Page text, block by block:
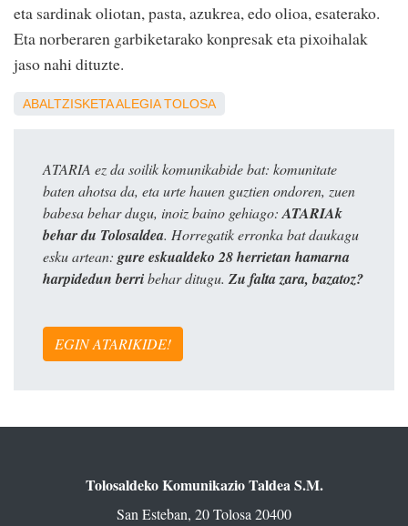
eta sardinak oliotan, pasta, azukrea, edo olioa, esaterako.
Eta norberaren garbiketarako konpresak eta pixoihalak
jaso nahi dituzte.
ABALTZISKETAALEGIA TOLOSA
ATARIA ez da soilik komunikabide bat: komunitate
baten ahotsa da, eta urte hauen guztien ondoren, zuen
babesa behar dugu, inoiz baino gehiago: ATARIAk
behar du Tolosaldea. Horregatik erronka bat daukagu
esku artean: gure eskualdeko 28 herrietan hamarna
harpidedun berribehar ditugu. Zu falta zara, bazatoz?
EGIN ATARIKIDE!
Tolosaldeko Komunikazio Taldea S.M.
San Esteban, 20 Tolosa 20400